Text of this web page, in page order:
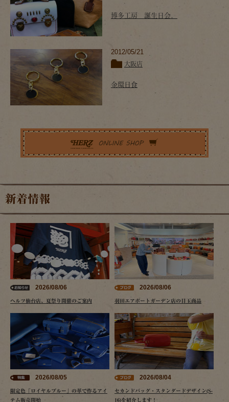
博多工房 誕生日会。
2012/05/21
大阪店
金環日食
新着情報
2026/08/06
ヘルツ仙台店、夏祭り開催のご案内
2026/08/06
羽田エアポートガーデン店の目玉商品
2026/08/05
限定色「ロイヤルブルー」の革で作るアイ
テム販売開始
2026/08/04
セカンドバッグ・スタンダードデザイン(S-
16)を紹介します！